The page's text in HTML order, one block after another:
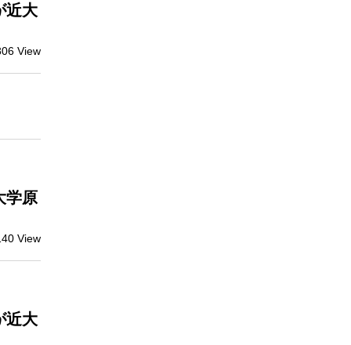
近大
View
学原
View
近大